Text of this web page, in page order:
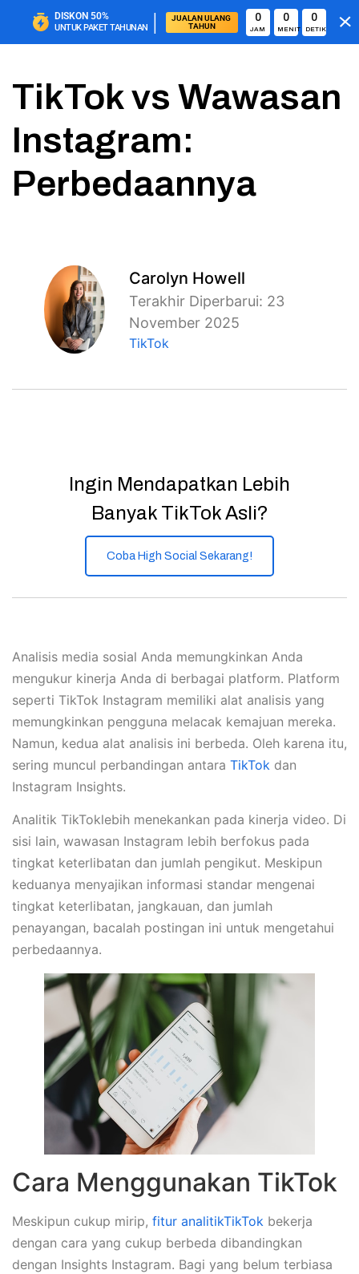
DISKON 50%
UNTUK PAKET TAHUNAN |
JUALAN ULANG
TAHUN
0
JAM
0
MENIT
0
DETIK
TikTok vs Wawasan
Instagram:
Perbedaannya
Carolyn Howell
Terakhir Diperbarui: 23
November 2025
TikTok
Ingin Mendapatkan Lebih
Banyak TikTok Asli?
Coba High Social Sekarang!
Analisis media sosial Anda memungkinkan Anda
mengukur kinerja Anda di berbagai platform. Platform
seperti TikTok Instagram memiliki alat analisis yang
memungkinkan pengguna melacak kemajuan mereka.
Namun, kedua alat analisis ini berbeda. Oleh karena itu,
sering muncul perbandingan antara TikTok dan
Instagram Insights.
Analitik TikToklebih menekankan pada kinerja video. Di
sisi lain, wawasan Instagram lebih berfokus pada
tingkat keterlibatan dan jumlah pengikut. Meskipun
keduanya menyajikan informasi standar mengenai
tingkat keterlibatan, jangkauan, dan jumlah
penayangan, bacalah postingan ini untuk mengetahui
perbedaannya.
Cara Menggunakan TikTok
Meskipun cukup mirip, fitur analitikTikTok bekerja
dengan cara yang cukup berbeda dibandingkan
dengan Insights Instagram. Bagi yang belum terbiasa